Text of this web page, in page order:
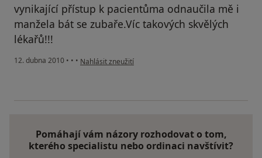
vynikající přístup k pacientůma odnaučila mě i
manžela bát se zubaře.Víc takových skvělých
lékařů!!!
12. dubna 2010 • • • podle názoru uživatele Pacient
Nahlásit zneužití
Pomáhají vám názory rozhodovat o tom,
kterého specialistu nebo ordinaci navštívit?